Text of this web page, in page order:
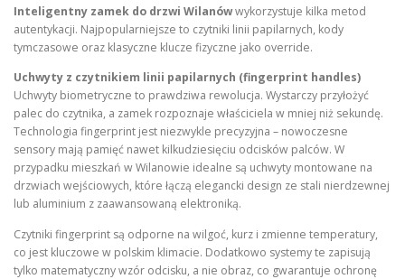
Inteligentny zamek do drzwi Wilanówwykorzystuje kilka metod
autentykacji. Najpopularniejsze to czytniki linii papilarnych, kody
tymczasowe oraz klasyczne klucze fizyczne jako override.
Uchwyty z czytnikiem linii papilarnych (fingerprint handles)
Uchwyty biometryczne to prawdziwa rewolucja. Wystarczy przyłożyć
palec do czytnika, a zamek rozpoznaje właściciela w mniej niż sekundę.
Technologia fingerprint jest niezwykle precyzyjna – nowoczesne
sensory mają pamięć nawet kilkudziesięciu odcisków palców. W
przypadku mieszkań w Wilanowie idealne są uchwyty montowane na
drzwiach wejściowych, które łączą elegancki design ze stali nierdzewnej
lub aluminium z zaawansowaną elektroniką.
Czytniki fingerprint są odporne na wilgoć, kurz i zmienne temperatury,
co jest kluczowe w polskim klimacie. Dodatkowo systemy te zapisują
tylko matematyczny wzór odcisku, a nie obraz, co gwarantuje ochronę